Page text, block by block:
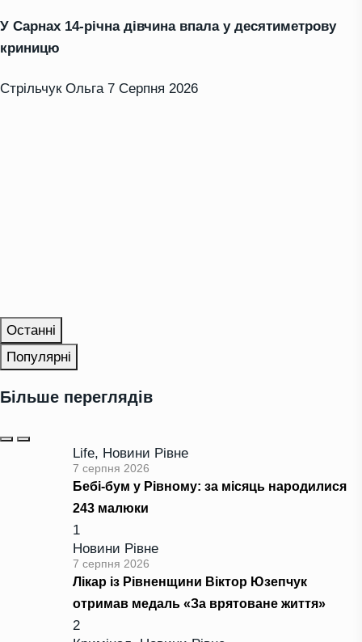
У Сарнах 14-річна дівчина впала у десятиметрову
криницю
Стрільчук Ольга 7 Серпня 2026
Останні
Популярні
Більше переглядів
Life, Новини Рівне
7 серпня 2026
Бебі-бум у Рівному: за місяць народилися
243 малюки
1
Новини Рівне
7 серпня 2026
Лікар із Рівненщини Віктор Юзепчук
отримав медаль «За врятоване життя»
2